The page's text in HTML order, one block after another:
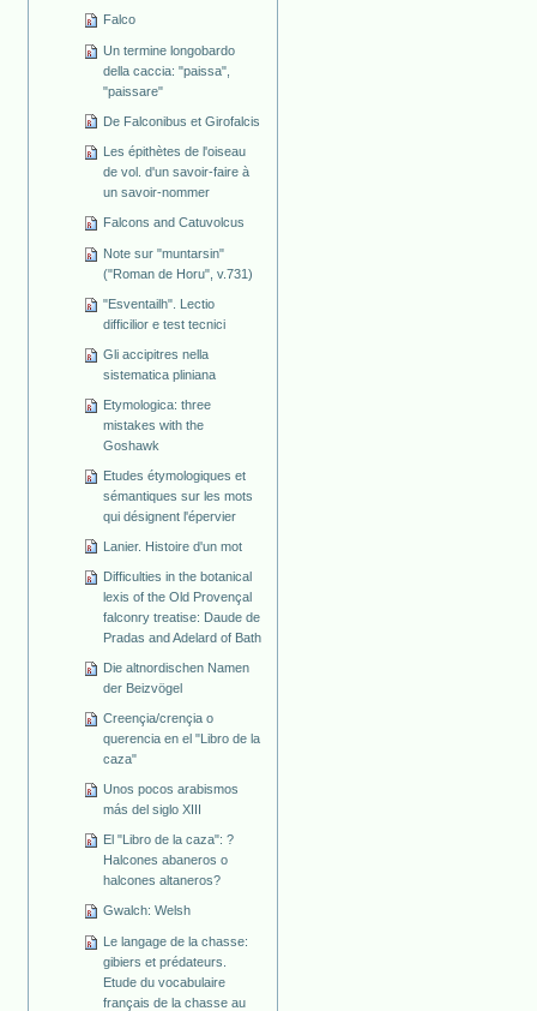
Falco
Un termine longobardo
della caccia: "paissa",
"paissare"
De Falconibus et Girofalcis
Les épithètes de l'oiseau
de vol. d'un savoir-faire à
un savoir-nommer
Falcons and Catuvolcus
Note sur "muntarsin"
("Roman de Horu", v.731)
"Esventailh". Lectio
difficilior e test tecnici
Gli accipitres nella
sistematica pliniana
Etymologica: three
mistakes with the
Goshawk
Etudes étymologiques et
sémantiques sur les mots
qui désignent l'épervier
Lanier. Histoire d'un mot
Difficulties in the botanical
lexis of the Old Provençal
falconry treatise: Daude de
Pradas and Adelard of Bath
Die altnordischen Namen
der Beizvögel
Creençia/crençia o
querencia en el "Libro de la
caza"
Unos pocos arabismos
más del siglo XIII
El "Libro de la caza": ?
Halcones abaneros o
halcones altaneros?
Gwalch: Welsh
Le langage de la chasse:
gibiers et prédateurs.
Etude du vocabulaire
français de la chasse au